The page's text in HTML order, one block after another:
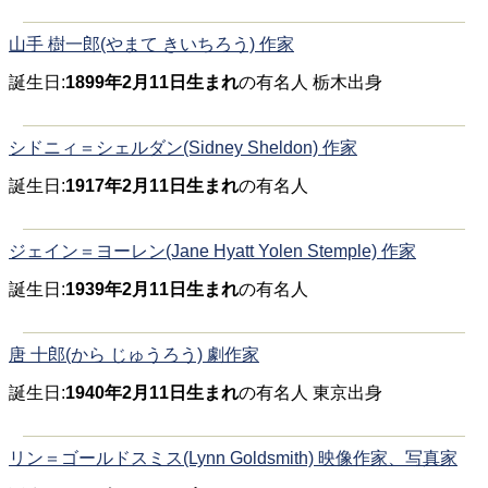
山手 樹一郎(やまて きいちろう) 作家
誕生日:1899年2月11日生まれの有名人 栃木出身
シドニィ＝シェルダン(Sidney Sheldon) 作家
誕生日:1917年2月11日生まれの有名人
ジェイン＝ヨーレン(Jane Hyatt Yolen Stemple) 作家
誕生日:1939年2月11日生まれの有名人
唐 十郎(から じゅうろう) 劇作家
誕生日:1940年2月11日生まれの有名人 東京出身
リン＝ゴールドスミス(Lynn Goldsmith) 映像作家、写真家